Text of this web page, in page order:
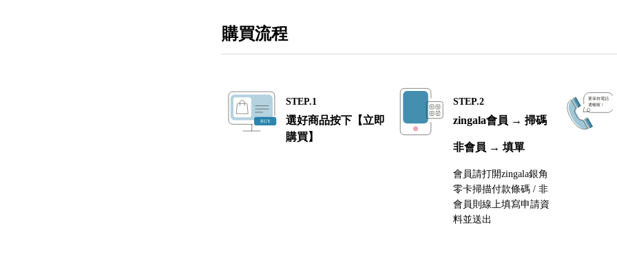
購買流程
STEP.1
選好商品按下【立即
購買】
STEP.2
zingala會員 → 掃碼
非會員 → 填單
會員請打開zingala銀角
零卡掃描付款條碼 / 非
會員則線上填寫申請資
料並送出